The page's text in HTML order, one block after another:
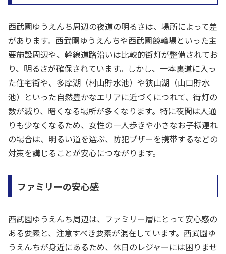
西武園ゆうえんち周辺の夜道の明るさは、場所によって差
があります。西武園ゆうえんちや西武園競輪場といった主
要施設周辺や、幹線道路沿いは比較的街灯が整備されてお
り、明るさが確保されています。しかし、一本裏道に入っ
た住宅街や、多摩湖（村山貯水池）や狭山湖（山口貯水
池）といった自然豊かなエリアに近づくにつれて、街灯の
数が減り、暗くなる場所が多くなります。特に夜間は人通
りも少なくなるため、女性の一人歩きや小さなお子様連れ
の場合は、明るい道を選ぶ、防犯ブザーを携帯するなどの
対策を講じることが安心につながります。
ファミリーの安心感
西武園ゆうえんち周辺は、ファミリー層にとって安心感の
ある要素と、注意すべき要素が混在しています。西武園ゆ
うえんちが身近にあるため、休日のレジャーには困りませ